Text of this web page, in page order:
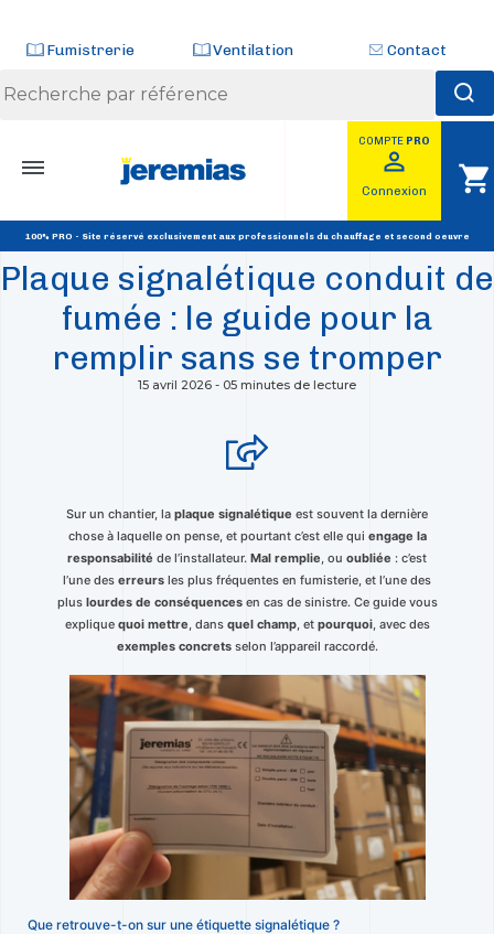
Fumistrerie Ventilation Contact
COMPTE PRO
perm_identity
Connexion shopping_cart
100% PRO - Site réservé exclusivement aux professionnels du chauffage et second oeuvre
Plaque signalétique conduit de
fumée : le guide pour la
remplir sans se tromper
15 avril 2026 - 05 minutes de lecture
Sur un chantier, la plaque signalétique est souvent la dernière
chose à laquelle on pense, et pourtant c’est elle qui engage la
responsabilité de l’installateur. Mal remplie , ou oubliée : c’est
l’une des erreurs les plus fréquentes en fumisterie, et l’une des
plus lourdes de conséquencesen cas de sinistre. Ce guide vous
explique quoi mettre , dans quel champ, etpourquoi, avec des
exemples concretsselon l’appareil raccordé.
Que retrouve-t-on sur une étiquette signalétique ?